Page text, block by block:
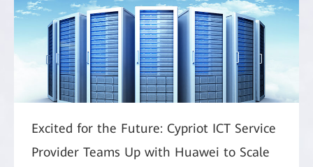
Excited for the Future: Cypriot ICT Service
Provider Teams Up with Huawei to Scale